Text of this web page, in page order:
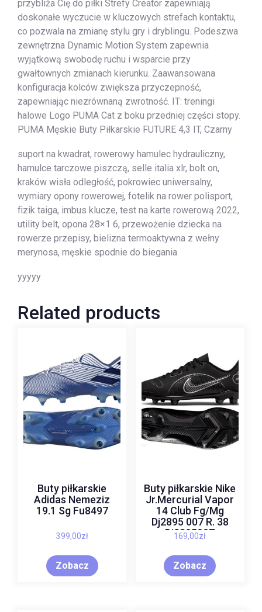
przybliża Cię do piłki Strefy Creator zapewniają
doskonałe wyczucie w kluczowych strefach kontaktu,
co pozwala na zmianę stylu gry i dryblingu. Podeszwa
zewnętrzna Dynamic Motion System zapewnia
wyjątkową swobodę ruchu i wsparcie przy
gwałtownych zmianach kierunku. Zaawansowana
konfiguracja kolców zwiększa przyczepność,
zapewniając niezrównaną zwrotność. IT: treningi
halowe Logo PUMA Cat z boku przedniej części stopy.
PUMA Męskie Buty Piłkarskie FUTURE 4,3 IT, Czarny
suport na kwadrat, rowerowy hamulec hydrauliczny,
hamulce tarczowe piszczą, selle italia xlr, bolt on,
kraków wisła odległość, pokrowiec uniwersalny,
wymiary opony rowerowej, fotelik na rower polisport,
fizik taiga, imbus klucze, test na karte rowerową 2022,
utility belt, opona 28×1 6, przewożenie dziecka na
rowerze przepisy, bielizna termoaktywna z wełny
merynosa, męskie spodnie do biegania
yyyyy
Related products
Buty piłkarskie
Adidas Nemeziz
19.1 Sg Fu8497
399,00zł
Zobacz
Buty piłkarskie Nike
Jr.Mercurial Vapor
14 Club Fg/Mg
Dj2895 007 R. 38
Dj2895007
169,00zł
Zobacz